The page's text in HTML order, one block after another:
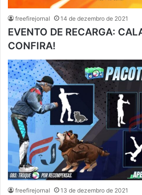
freefirejornal 14 de dezembro de 2021
EVENTO DE RECARGA:
CONFIRA!
freefirejornal 13 de dezembro de 2021